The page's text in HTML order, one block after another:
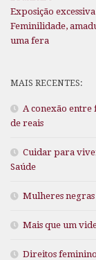
Exposição
Feminilidade,
uma fera
MAIS RECENTES:
A conexão entre
de reais
Cuidar para
Saúde
Mulheres negras
Mais que um
Direitos